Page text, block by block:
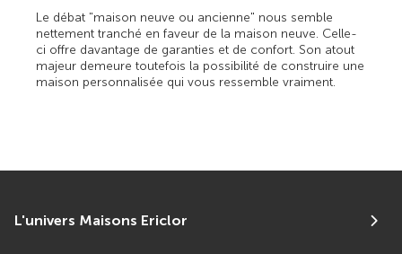
Le débat "maison neuve ou ancienne" nous semble
nettement tranché en faveur de la maison neuve. Celle-
ci offre davantage de garanties et de confort. Son atout
majeur demeure toutefois la possibilité de construire une
maison personnalisée qui vous ressemble vraiment.
L'univers Maisons Ericlor